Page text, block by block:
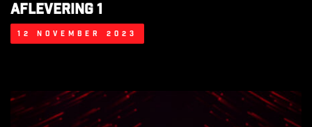
aflevering 1
12 november 2023